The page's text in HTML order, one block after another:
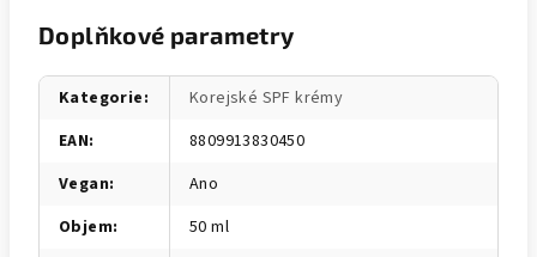
Doplňkové parametry
Kategorie:
Korejské SPF krémy
EAN:
8809913830450
Vegan:
Ano
Objem: 50 ml